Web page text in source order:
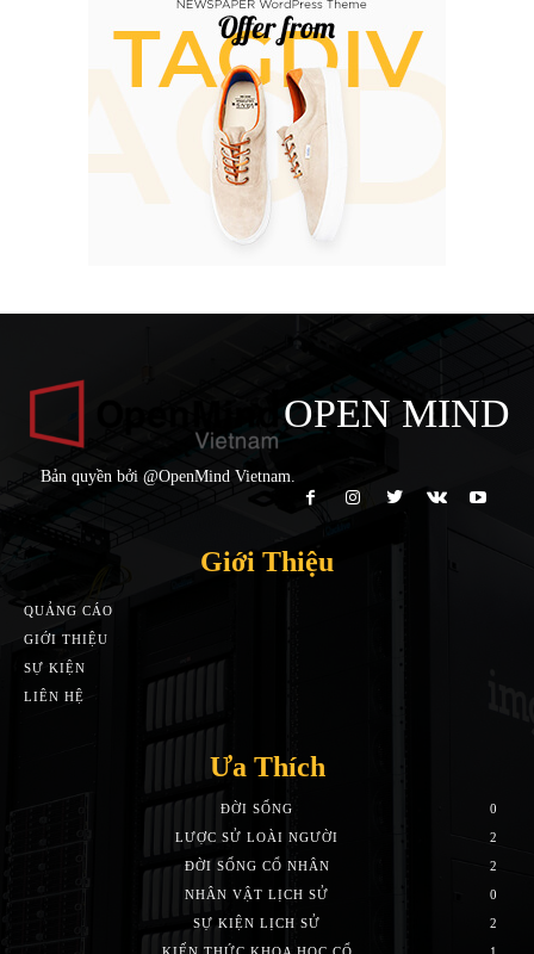
OPEN MIND
Bản quyền bởi @OpenMind Vietnam.
Giới Thiệu
QUẢNG CÁO
GIỚI THIỆU
SỰ KIỆN
LIÊN HỆ
Ưa Thích
ĐỜI SỐNG
0
LƯỢC SỬ LOÀI NGƯỜI
2
ĐỜI SỐNG CỔ NHÂN
2
NHÂN VẬT LỊCH SỬ
0
SỰ KIỆN LỊCH SỬ
2